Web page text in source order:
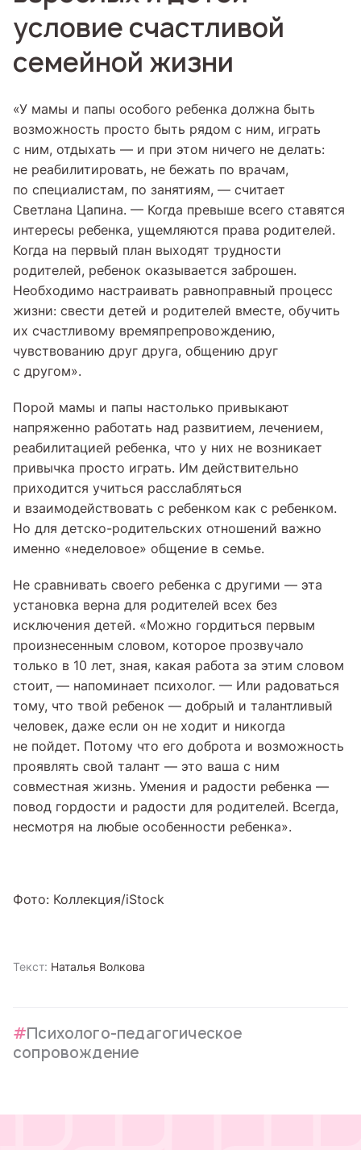
условие счастливой
семейной жизни
«У мамы и папы особого ребенка должна быть
возможность просто быть рядом с ним, играть
с ним, отдыхать — и при этом ничего не делать:
не реабилитировать, не бежать по врачам,
по специалистам, по занятиям, — считает
Светлана Цапина. — Когда превыше всего ставятся
интересы ребенка, ущемляются права родителей.
Когда на первый план выходят трудности
родителей, ребенок оказывается заброшен.
Необходимо настраивать равноправный процесс
жизни: свести детей и родителей вместе, обучить
их счастливому времяпрепровождению,
чувствованию друг друга, общению друг
с другом».
Порой мамы и папы настолько привыкают
напряженно работать над развитием, лечением,
реабилитацией ребенка, что у них не возникает
привычка просто играть. Им действительно
приходится учиться расслабляться
и взаимодействовать с ребенком как с ребенком.
Но для детско-родительских отношений важно
именно «неделовое» общение в семье.
Не сравнивать своего ребенка с другими — эта
установка верна для родителей всех без
исключения детей. «Можно гордиться первым
произнесенным словом, которое прозвучало
только в 10 лет, зная, какая работа за этим словом
стоит, — напоминает психолог. — Или радоваться
тому, что твой ребенок — добрый и талантливый
человек, даже если он не ходит и никогда
не пойдет. Потому что его доброта и возможность
проявлять свой талант — это ваша с ним
совместная жизнь. Умения и радости ребенка —
повод гордости и радости для родителей. Всегда,
несмотря на любые особенности ребенка».
Фото: Коллекция/iStock
Текст: Наталья Волкова
Психолого-педагогическое
сопровождение